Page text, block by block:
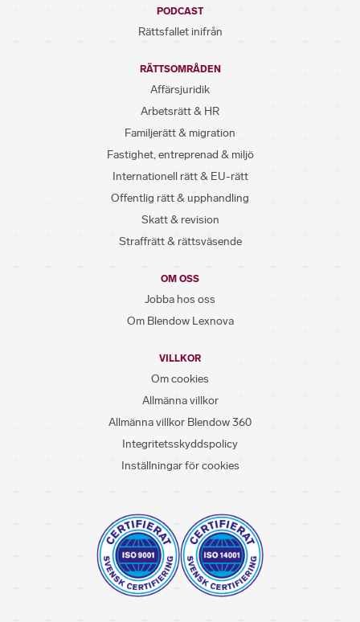
PODCAST
Rättsfallet inifrån
RÄTTSOMRÅDEN
Affärsjuridik
Arbetsrätt & HR
Familjerätt & migration
Fastighet, entreprenad & miljö
Internationell rätt & EU-rätt
Offentlig rätt & upphandling
Skatt & revision
Straffrätt & rättsväsende
OM OSS
Jobba hos oss
Om Blendow Lexnova
VILLKOR
Om cookies
Allmänna villkor
Allmänna villkor Blendow 360
Integritetsskyddspolicy
Inställningar för cookies